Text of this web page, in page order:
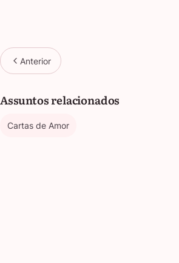
Anterior
Assuntos relacionados
Cartas de Amor